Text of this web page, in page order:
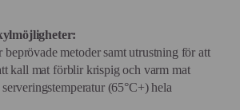
beprövade metoder samt utrustning för att
kall mat förblir krispig och varm mat
(65°C+) hela